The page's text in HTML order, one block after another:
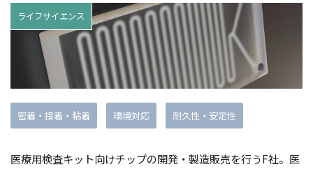
ライフサイエンス
密着・接着・粘着 環境対応 耐久性・安定性
医療用検査キット向けチップの開発・製造販売を行うF社。医